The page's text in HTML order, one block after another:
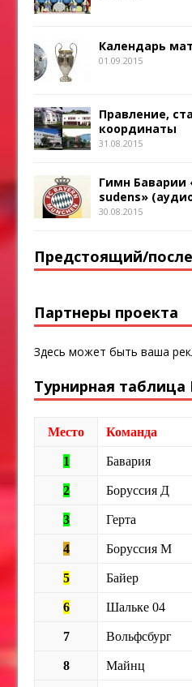
Календарь
01.09.2015
Правление,
координаты
31.08.2015
Гимн Баварии
sudens»
30.08.2015
Предстоящий/
Партнеры проекта
Здесь может быть ваша
Турнирная таблица
Место Команда
1 Бавария
2 Боруссия Д
3 Герта
4 Боруссия М
5 Байер
6 Шальке 04
7 Вольфсбург
8 Майнц